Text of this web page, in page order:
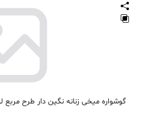
گوشواره میخی زنانه نگین دار طرح